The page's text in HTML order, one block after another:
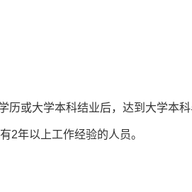
历或大学本科结业后，达到大学本
2年以上工作经验的人员。